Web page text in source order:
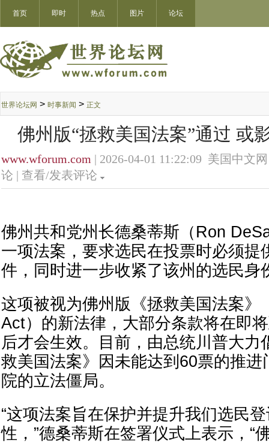
首页 即时 热点 图片 论坛
世界论坛网 > 时事新闻 > 正文
佛州版“拯救美国法案”通过 或
www.wforum.com | 2026-04-01 11:22:09 美国中文
论 | 查看/发表评论
佛州共和党州长德桑蒂斯（Ron
一项法案，要求选民在投票时必须提
件，同时进一步收紧了该州的选民身
这项被视为佛州版《拯救美国法案》
Act）的新法律，大部分条款将在即
后才会生效。目前，由总统川普大力
救美国法案》因未能达到60票的推进
院的立法僵局。
“这项法案旨在保护并提升我们选民
性，”德桑蒂斯在签署仪式上表示，“